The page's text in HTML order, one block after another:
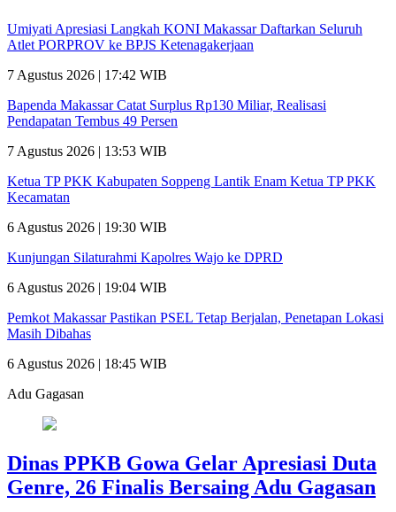
Umiyati Apresiasi Langkah KONI Makassar Daftarkan Seluruh
Atlet PORPROV ke BPJS Ketenagakerjaan
7 Agustus 2026 | 17:42 WIB
Bapenda Makassar Catat Surplus Rp130 Miliar, Realisasi
Pendapatan Tembus 49 Persen
7 Agustus 2026 | 13:53 WIB
Ketua TP PKK Kabupaten Soppeng Lantik Enam Ketua TP PKK
Kecamatan
6 Agustus 2026 | 19:30 WIB
Kunjungan Silaturahmi Kapolres Wajo ke DPRD
6 Agustus 2026 | 19:04 WIB
Pemkot Makassar Pastikan PSEL Tetap Berjalan, Penetapan Lokasi
Masih Dibahas
6 Agustus 2026 | 18:45 WIB
Adu Gagasan
Dinas PPKB Gowa Gelar Apresiasi Duta
Genre, 26 Finalis Bersaing Adu Gagasan